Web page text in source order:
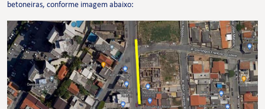
betoneiras, conforme imagem abaixo: